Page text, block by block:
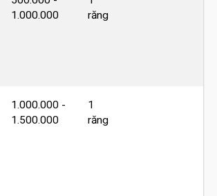
1.000.000
răng
1.000.000 -
1.500.000
1
răng